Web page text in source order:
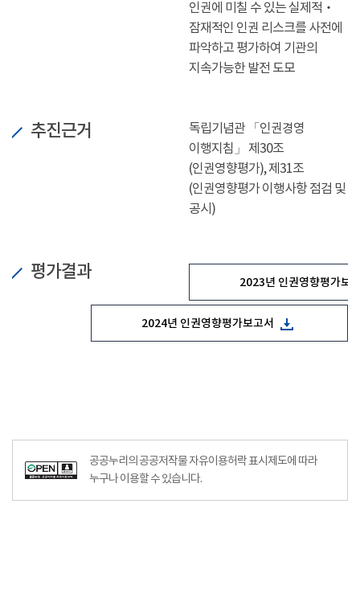
인권에 미칠 수 있는 실제적‧
잠재적인 인권 리스크를 사전에
파악하고 평가하여 기관의
지속가능한 발전 도모
추진근거
독립기념관 「인권경영
이행지침」 제30조
(인권영향평가), 제31조
(인권영향평가 이행사항 점검 및
공시)
평가결과
2023년 인권영향평가보
2024년 인권영향평가보고서
공공누리의 공공저작물 자유이용허락 표시제도에 따라
누구나 이용할 수 있습니다.